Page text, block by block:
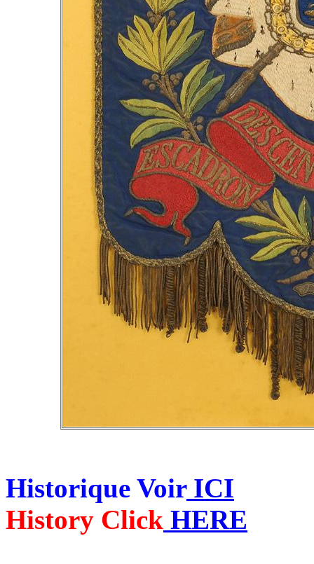
Historique VoirICI
History Click HERE